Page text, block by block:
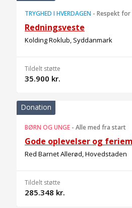
TRYGHED I HVERDAGEN - Respekt for
Redningsveste
Kolding Roklub, Syddanmark
Tildelt støtte
35.900 kr.
Donation
BØRN OG UNGE - Alle med fra start
Gode oplevelser og
Red Barnet Allerød, Hovedstaden
Tildelt støtte
285.348 kr.